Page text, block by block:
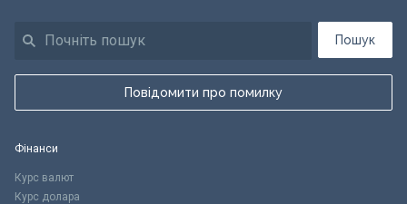
Пошук
Повідомити про помилку
Фінанси
Курс валют
Курс долара